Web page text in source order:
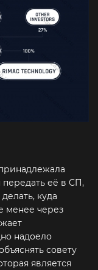
передать её в СП,
куда
менее через
надоело
совету
является